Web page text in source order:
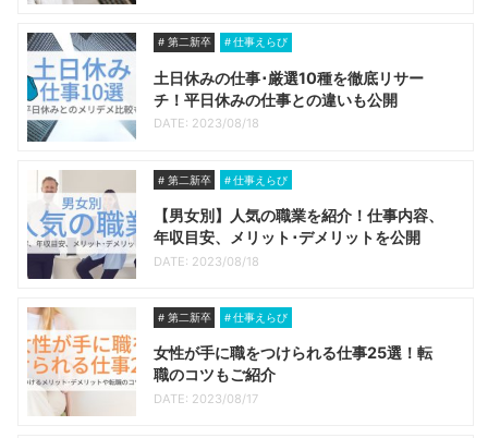
第二新卒 仕事えらび
土日休みの仕事･厳選10種を徹底リサー
チ！平日休みの仕事との違いも公開
DATE: 2023/08/18
第二新卒 仕事えらび
【男女別】人気の職業を紹介！仕事内容、
年収目安、メリット･デメリットを公開
DATE: 2023/08/18
第二新卒 仕事えらび
女性が手に職をつけられる仕事25選！転
職のコツもご紹介
DATE: 2023/08/17